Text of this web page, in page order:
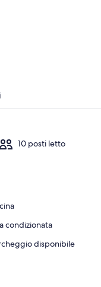
impianto stereo
10 posti letto
condizionata
disponibile